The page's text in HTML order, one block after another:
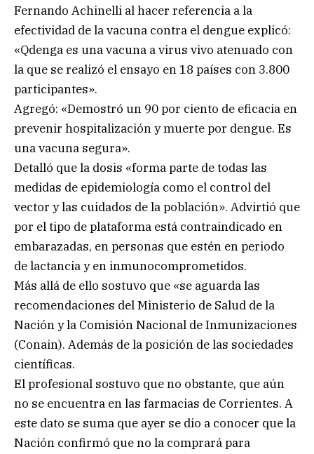
Fernando Achinelli al hacer referencia a la
efectividad de la vacuna contra el dengue explicó:
«Qdenga es una vacuna a virus vivo atenuado con
la que se realizó el ensayo en 18 países con 3.800
participantes».
Agregó: «Demostró un 90 por ciento de eficacia en
prevenir hospitalización y muerte por dengue. Es
una vacuna segura».
Detalló que la dosis «forma parte de todas las
medidas de epidemiología como el control del
vector y las cuidados de la población». Advirtió que
por el tipo de plataforma está contraindicado en
embarazadas, en personas que estén en periodo
de lactancia y en inmunocomprometidos.
Más allá de ello sostuvo que «se aguarda las
recomendaciones del Ministerio de Salud de la
Nación y la Comisión Nacional de Inmunizaciones
(Conain). Además de la posición de las sociedades
científicas.
El profesional sostuvo que no obstante, que aún
no se encuentra en las farmacias de Corrientes. A
este dato se suma que ayer se dio a conocer que la
Nación confirmó que no la comprará para